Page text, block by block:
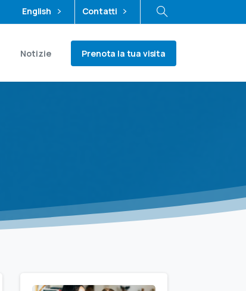
English Contatti
Notizie Prenota la tua visita